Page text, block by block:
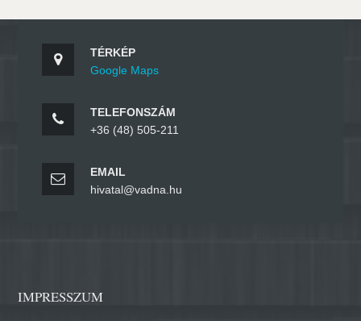
TÉRKÉP
Google Maps
TELEFONSZÁM
+36 (48) 505-211
EMAIL
hivatal@vadna.hu
IMPRESSZUM